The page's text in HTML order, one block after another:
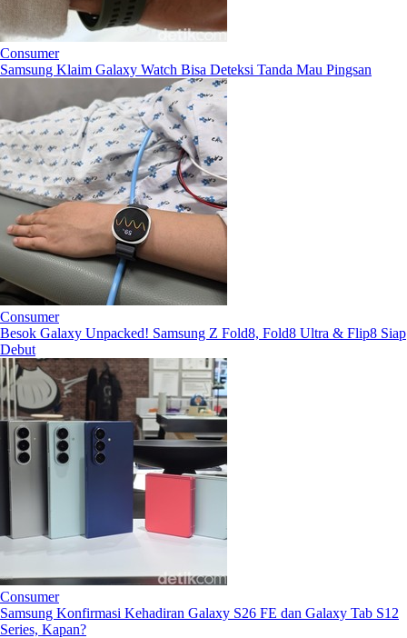
Consumer
Samsung Klaim Galaxy Watch Bisa Deteksi Tanda Mau Pingsan
Consumer
Besok Galaxy Unpacked! Samsung Z Fold8, Fold8 Ultra & Flip8 Siap
Debut
Consumer
Samsung Konfirmasi Kehadiran Galaxy S26 FE dan Galaxy Tab S12
Series, Kapan?